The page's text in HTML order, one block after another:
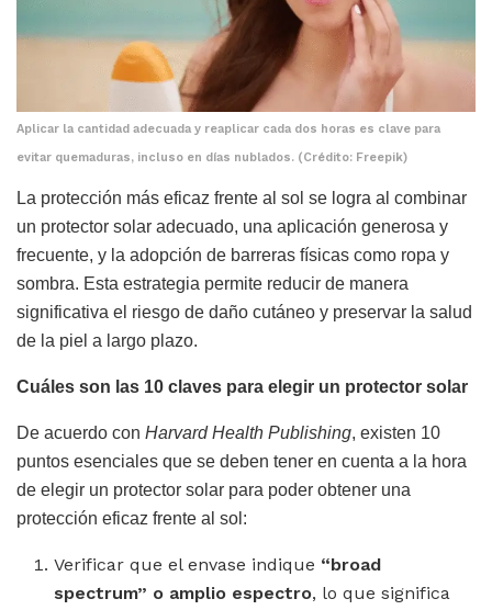
Aplicar la cantidad adecuada y reaplicar cada dos horas es clave para
evitar quemaduras, incluso en días nublados. (Crédito: Freepik)
La protección más eficaz frente al sol se logra al combinar
un protector solar adecuado, una aplicación generosa y
frecuente, y la adopción de barreras físicas como ropa y
sombra. Esta estrategia permite reducir de manera
significativa el riesgo de daño cutáneo y preservar la salud
de la piel a largo plazo.
Cuáles son las 10 claves para elegir un protector solar
De acuerdo con Harvard Health Publishing, existen 10
puntos esenciales que se deben tener en cuenta a la hora
de elegir un protector solar para poder obtener una
protección eficaz frente al sol:
Verificar que el envase indique “broad
spectrum” o amplio espectro, lo que significa